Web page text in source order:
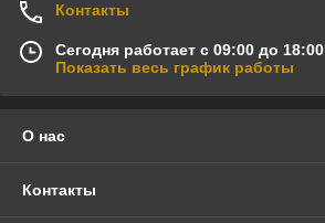
Контакты
Сегодня работает с 09:00 до 18:00
Показать весь график работы
О нас
Контакты